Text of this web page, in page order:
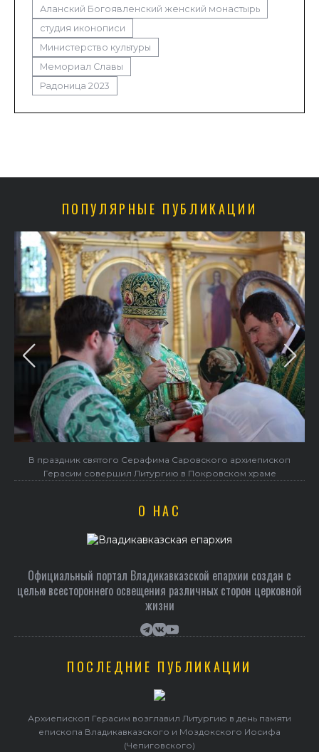
Аланский Богоявленский женский монастырь
студия иконописи
Министерство культуры
Мемориал Славы
Радоница 2023
ПОПУЛЯРНЫЕ ПУБЛИКАЦИИ
В праздник святого Серафима Саровского архиепископ
Герасим совершил Литургию в Покровском храме
О НАС
Официальный портал Владикавказской епархии создан c
целью всестороннего освещения различных сторон церковной
жизни
ПОСЛЕДНИЕ ПУБЛИКАЦИИ
Архиепископ Герасим возглавил Литургию в день памяти
епископа Владикавказского и Моздокского Иосифа
(Чепиговского)